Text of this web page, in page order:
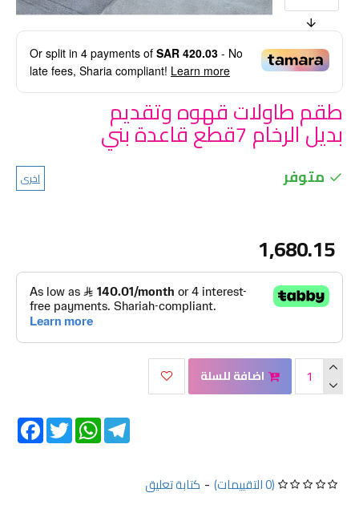
Or split in 4 payments of SAR 420.03 - No
late fees, Sharia compliant! Learn more
طقم طاولات قهوه وتقديم
بديل الرخام 7قطع قاعدة بني
متوفر اخرى
(0 التقييمات) - كتابة تعليق
1,680.15
اضافة للسلة
Twitter
WhatsAppTelegram